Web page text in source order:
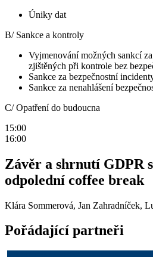
Úniky dat
B/ Sankce a kontroly
Vyjmenování možných sankcí
zjištěných při kontrole bez
Sankce za bezpečnostní
Sankce za nenahlášení
C/ Opatření do budoucna
15:00
16:00
Závěr a shrnutí GDPR
odpolední coffee break
Klára Sommerová, Jan Zahradníček,
Pořádající partneři